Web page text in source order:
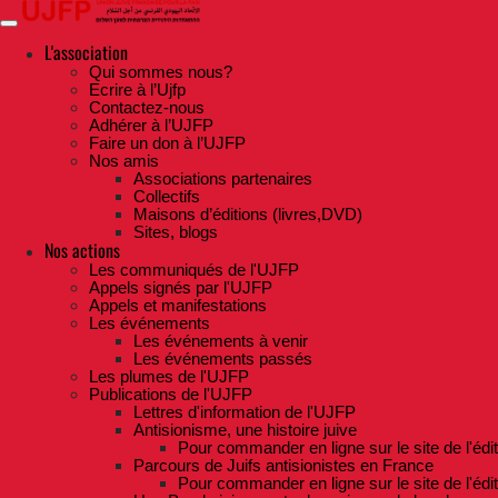
Skip
to
contentL'association
Qui sommes nous?
Ecrire à l’Ujfp
Contactez-nous
Adhérer à l’UJFP
Faire un don à l’UJFP
Nos amis
Associations partenaires
Collectifs
Maisons d’éditions (livres,DVD)
Sites, blogs
Nos actions
Les communiqués de l'UJFP
Appels signés par l'UJFP
Appels et manifestations
Les événements
Les événements à venir
Les événements passés
Les plumes de l'UJFP
Publications de l'UJFP
Lettres d'information de l'UJFP
Antisionisme, une histoire juive
Pour commander en ligne sur le site de
Parcours de Juifs antisionistes en France
Pour commander en ligne sur le site de